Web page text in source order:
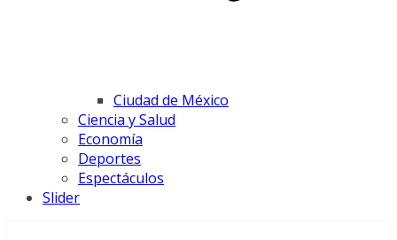
Ciudad de México
Ciencia y Salud
Economía
Deportes
Espectáculos
Slider